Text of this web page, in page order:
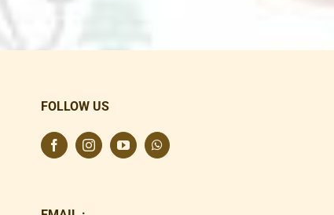
FOLLOW US